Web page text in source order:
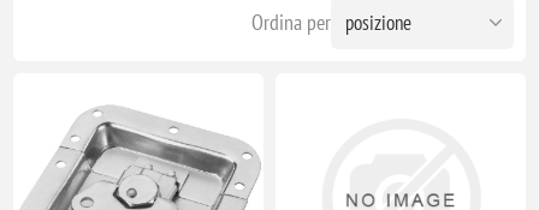
Ordina per